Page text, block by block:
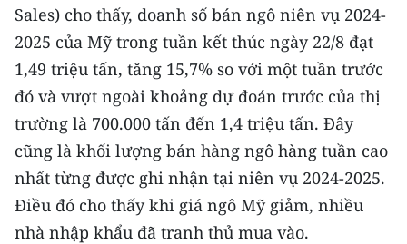
Media Văn hóa
Media Xã hội
Media Pháp luật
Media Du lịch
Media Thế giới
Media Thể thao
Sales) cho thấy, doanh số bán ngô niên vụ 2024-
2025 của Mỹ trong tuần kết thúc ngày 22/8 đạt
1,49 triệu tấn, tăng 15,7% so với một tuần trước
đó và vượt ngoài khoảng dự đoán trước của thị
trường là 700.000 tấn đến 1,4 triệu tấn. Đây
cũng là khối lượng bán hàng ngô hàng tuần cao
nhất từng được ghi nhận tại niên vụ 2024-2025.
Điều đó cho thấy khi giá ngô Mỹ giảm, nhiều
nhà nhập khẩu đã tranh thủ mua vào.